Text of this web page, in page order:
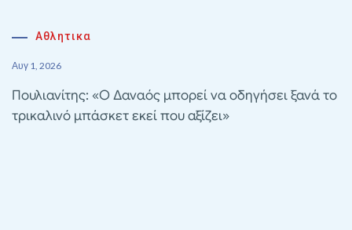
Αθλητικα
Αυγ 1, 2026
Πουλιανίτης: «Ο Δαναός μπορεί να οδηγήσει ξανά το
τρικαλινό μπάσκετ εκεί που αξίζει»